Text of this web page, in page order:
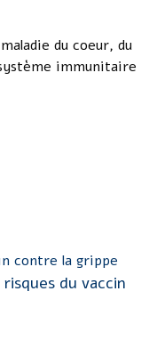
du coeur, du
immunitaire
contre la grippe
du vaccin